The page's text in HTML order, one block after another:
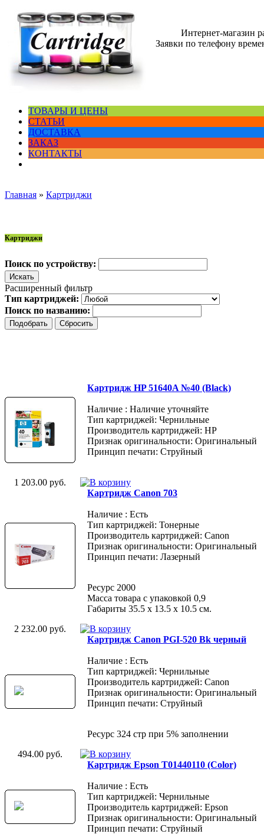
Интернет-магазин
Заявки по телефону
ТОВАРЫ И ЦЕНЫ
СТАТЬИ
ДОСТАВКА
ЗАКАЗ
КОНТАКТЫ
Главная » Картриджи
Картриджи
Поиск по устройству:
Расширенный фильтр
Тип картриджей:
Поиск по названию:
Картридж HP 51640A №40 (Black)
Наличие : Наличие уточняйте
Тип картриджей: Чернильные
Производитель картриджей: HP
Признак оригинальности: Оригинальный
Принцип печати: Струйный
1 203.00 руб.
Картридж Canon 703
Наличие : Есть
Тип картриджей: Тонерные
Производитель картриджей: Canon
Признак оригинальности: Оригинальный
Принцип печати: Лазерный
Ресурс 2000
Масса товара с упаковкой 0,9
Габариты 35.5 х 13.5 х 10.5 см.
2 232.00 руб.
Картридж Canon PGI-520 Bk черный
Наличие : Есть
Тип картриджей: Чернильные
Производитель картриджей: Canon
Признак оригинальности: Оригинальный
Принцип печати: Струйный
Ресурс 324 стр при 5% заполнении
494.00 руб.
Картридж Epson T01440110 (Color)
Наличие : Есть
Тип картриджей: Чернильные
Производитель картриджей: Epson
Признак оригинальности: Оригинальный
Принцип печати: Струйный